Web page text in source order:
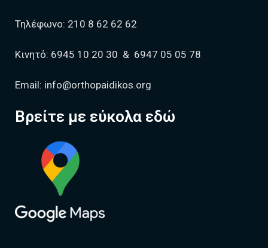
Τηλέφωνο: 210 8 62 62 62
Κινητό: 6945 10 20 30 & 6947 05 05 78
Email: info@orthopaidikos.org
Βρείτε με εύκολα εδώ